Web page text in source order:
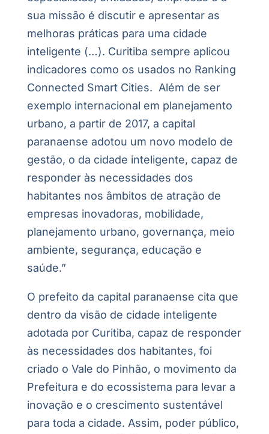
sua missão é discutir e apresentar as
melhoras práticas para uma cidade
inteligente (…). Curitiba sempre aplicou
indicadores como os usados no Ranking
Connected Smart Cities. Além de ser
exemplo internacional em planejamento
urbano, a partir de 2017, a capital
paranaense adotou um novo modelo de
gestão, o da cidade inteligente, capaz de
responder às necessidades dos
habitantes nos âmbitos de atração de
empresas inovadoras, mobilidade,
planejamento urbano, governança, meio
ambiente, segurança, educação e
saúde.”
O prefeito da capital paranaense cita que
dentro da visão de cidade inteligente
adotada por Curitiba, capaz de responder
às necessidades dos habitantes, foi
criado o Vale do Pinhão, o movimento da
Prefeitura e do ecossistema para levar a
inovação e o crescimento sustentável
para toda a cidade. Assim, poder público,